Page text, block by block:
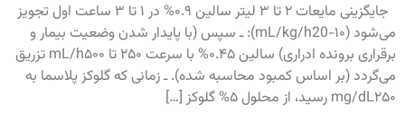
جایگزینی مایعات ۲ تا ۳ ليتر سالين ۰.۹% در ۱ تا ۳ ساعت اول تجويز
مى‌شود (mL/kg/h20-۱۰): ـ سپس (با پايدار شدن وضعيت بيمار و
برقرارى برون‏ده ادرارى) سالين ۰.۴۵% با سرعت ۲۵۰ تا mL/h۵۰۰ تزريق
مى‏‌گردد (بر اساس كمبود محاسبه شده). ـ زمانى كه گلوكز پلاسما به
mg/dL۲۵۰ رسيد، از محلول ۵% گلوكز […]